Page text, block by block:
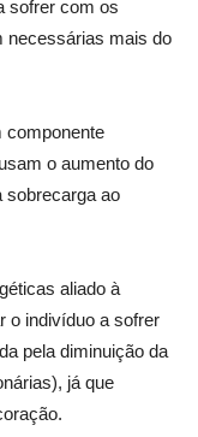
sofrer com os
necessárias mais do
componente
o aumento do
sobrecarga ao
aliado à
o indivíduo a sofrer
pela diminuição da
já que